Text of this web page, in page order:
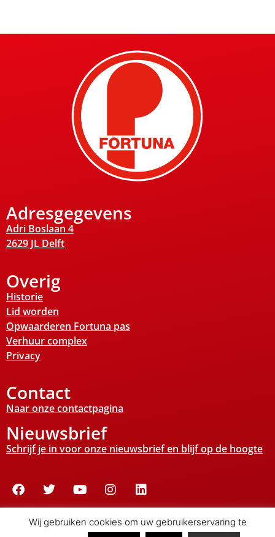
Adresgegevens
Adri Boslaan 4
2629 JL Delft
Overig
Historie
Lid worden
Opwaarderen Fortuna pas
Verhuur complex
Privacy
Contact
Naar onze contactpagina
Nieuwsbrief
Schrijf je in voor onze nieuwsbrief en blijf op de hoogte
© Copyright Fortuna – Officiële website van Fortuna
Wij gebruiken cookies om uw gebruikerservaring te